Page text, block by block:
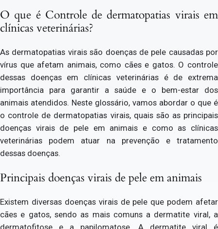
O que é Controle de dermatopatias virais em
clínicas veterinárias?
As dermatopatias virais são doenças de pele causadas por
vírus que afetam animais, como cães e gatos. O controle
dessas doenças em clínicas veterinárias é de extrema
importância para garantir a saúde e o bem-estar dos
animais atendidos. Neste glossário, vamos abordar o que é
o controle de dermatopatias virais, quais são as principais
doenças virais de pele em animais e como as clínicas
veterinárias podem atuar na prevenção e tratamento
dessas doenças.
Principais doenças virais de pele em animais
Existem diversas doenças virais de pele que podem afetar
cães e gatos, sendo as mais comuns a dermatite viral, a
dermatofitose e a papilomatose. A dermatite viral é